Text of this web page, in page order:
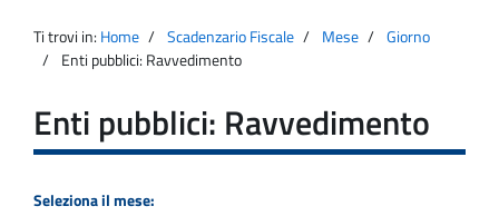
Agenzia
Entrate
principale
Ti trovi in: Home Scadenzario Fiscale Mese
Giorno
Enti pubblici: Ravvedimento
Enti pubblici: Ravvedimento
Seleziona il mese: